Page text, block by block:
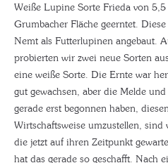
Weiße Lupine Sorte Frieda von
Grumbacher Fläche geerntet.
Nemt als Futterlupinen angebaut.
probierten wir zwei neue Sorten
eine weiße Sorte. Die Ernte war
gut gewachsen, aber die Melde
gerade erst begonnen haben,
Wirtschaftsweise umzustellen,
die jetzt auf ihren Zeitpunkt
hat das gerade so geschafft. Nach